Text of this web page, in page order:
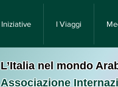
Iniziative I Viaggi
L’Italia nel mondo
Associazione